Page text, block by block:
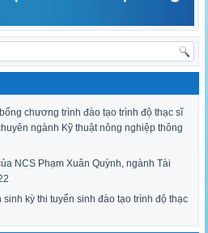
chương trình đào tạo trình độ thạc sĩ
ngành Kỹ thuật nông nghiệp thông
NCS Phạm Xuân Quỳnh, ngành Tài
kỳ thi tuyển sinh đào tạo trình độ thạc